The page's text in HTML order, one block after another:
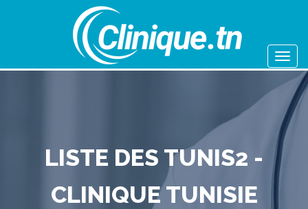
LISTE DES TUNIS2 -
CLINIQUE TUNISIE